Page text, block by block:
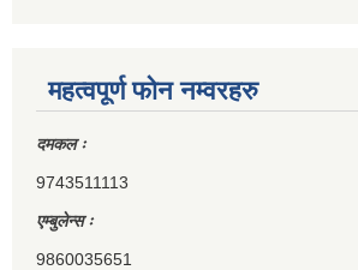
महत्वपूर्ण फोन नम्वरहरु
दमकल ः
9743511113
एम्बुलेन्स ः
9860035651